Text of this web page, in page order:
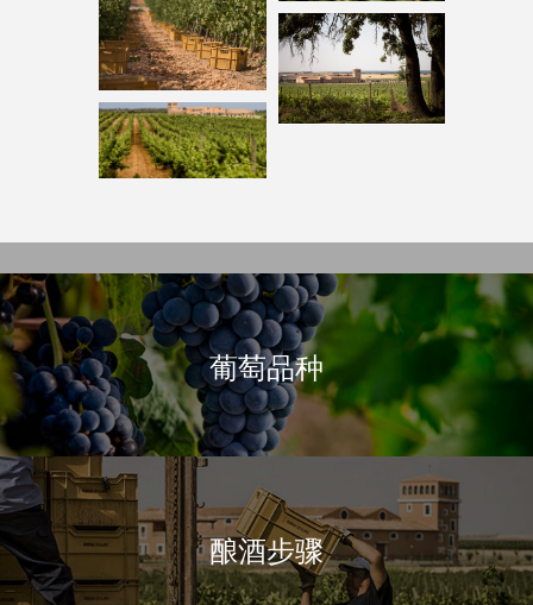
我们的酒厂
葡萄品种
酿酒步骤